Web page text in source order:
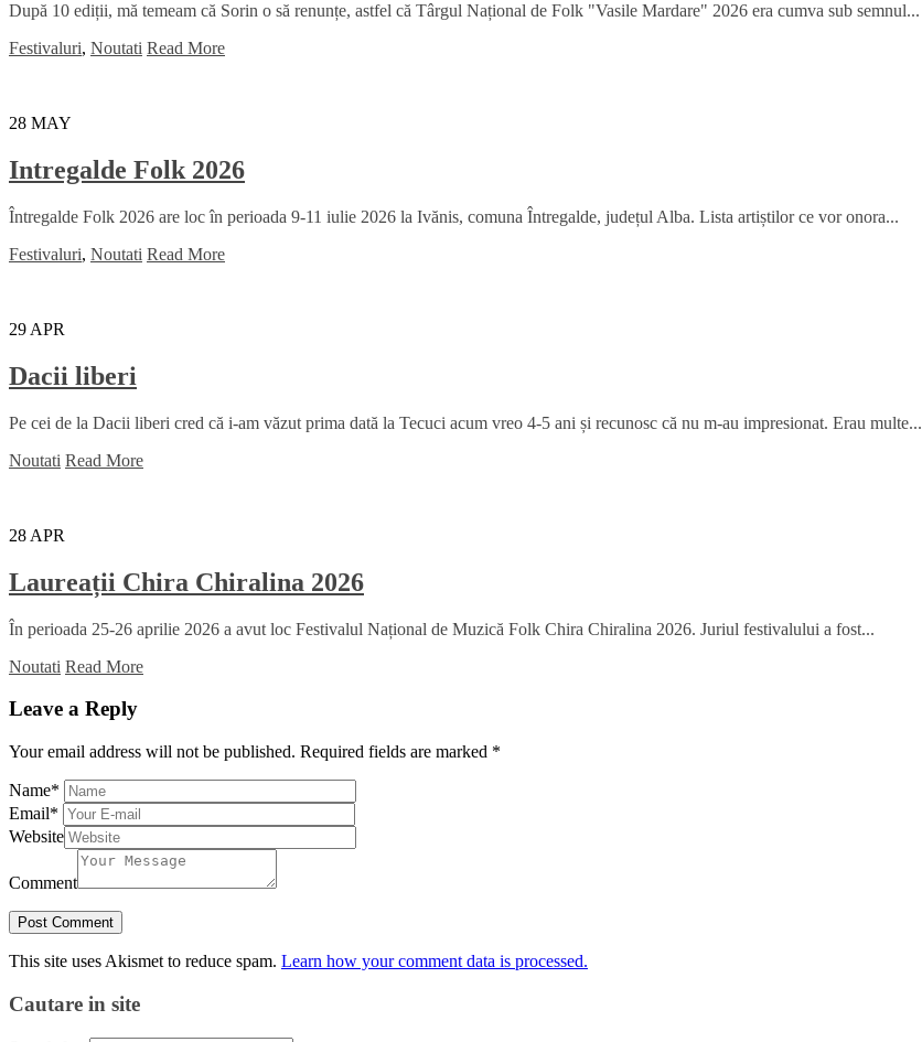
După 10 ediții, mă temeam că Sorin o să renunțe, astfel că Târgul Național de Folk "Vasile Mardare" 2026 era cumva sub semnul...
Festivaluri, Noutati Read More
28 MAY
Intregalde Folk 2026
Întregalde Folk 2026 are loc în perioada 9-11 iulie 2026 la Ivănis, comuna Întregalde, județul Alba. Lista artiștilor ce vor onora...
Festivaluri, Noutati Read More
29 APR
Dacii liberi
Pe cei de la Dacii liberi cred că i-am văzut prima dată la Tecuci acum vreo 4-5 ani și recunosc că nu m-au impresionat. Erau multe...
Noutati Read More
28 APR
Laureații Chira Chiralina 2026
În perioada 25-26 aprilie 2026 a avut loc Festivalul Național de Muzică Folk Chira Chiralina 2026. Juriul festivalului a fost...
Noutati Read More
Leave a Reply
Your email address will not be published. Required fields are marked *
Name*
Email*
Website
Comment
This site uses Akismet to reduce spam. Learn how your comment data is processed.
Cautare in site